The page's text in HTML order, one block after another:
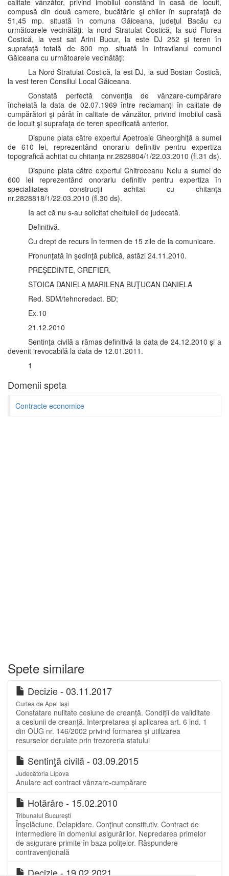
calitate vânzător, privind imobilul constând în casă de locuit,
compusă din două camere, bucătărie şi chiler în suprafaţă de
51,45 mp. situată în comuna Găiceana, judeţul Bacău cu
următoarele vecinătăţi: la nord Stratulat Costică, la sud Florea
Costică, la vest sat Arini Bucur, la este DJ 252 şi teren în
suprafaţă totală de 800 mp. situată în intravilanul comunei
Găiceana cu următoarele vecinătăţi:
La Nord Stratulat Costică, la est DJ, la sud Bostan Costică,
la vest teren Consiliul Local Găiceana.
Constată perfectă convenţia de vânzare-cumpărare
încheiată la data de 02.07.1969 între reclamanţi în calitate de
cumpărători şi pârât în calitate de vânzător, privind imobilul casă
de locuit şi suprafaţa de teren specificată anterior.
Dispune plata către expertul Apetroaie Gheorghiţă a sumei
de 610 lei, reprezentând onorariu definitiv pentru expertiza
topografică achitat cu chitanţa nr.2828804/1/22.03.2010 (fl.31 ds).
Dispune plata către expertul Chitroceanu Nelu a sumei de
600 lei reprezentând onorariu definitiv pentru expertiza în
specialitatea construcţii achitat cu chitanţa
nr.2828818/1/22.03.2010 (fl.30 ds).
Ia act că nu s-au solicitat cheltuieli de judecată.
Definitivă.
Cu drept de recurs în termen de 15 zile de la comunicare.
Pronunţată în şedinţă publică, astăzi 24.11.2010.
PREŞEDINTE, GREFIER,
STOICA DANIELA MARILENA BUŢUCAN DANIELA
Red. SDM/tehnoredact. BD;
Ex.10
21.12.2010
Sentinţa civilă a rămas definitivă la data de 24.12.2010 şi a
devenit irevocabilă la data de 12.01.2011.
1
Domenii speta
Contracte economice
Spete similare
Decizie - 03.11.2017
Curtea de Apel Iași
Constatare nulitate cesiune de creanță. Condiții de validitate
a cesiunii de creanță. Interpretarea și aplicarea art. 6 ind. 1
din OUG nr. 146/2002 privind formarea şi utilizarea
resurselor derulate prin trezoreria statului
Sentinţă civilă - 03.09.2015
Judecătoria Lipova
Anulare act contract vânzare-cumpărare
Hotărâre - 15.02.2010
Tribunalul București
Înşelăciune. Delapidare. Conţinut constitutiv. Contract de
intermediere în domeniul asigurărilor. Nepredarea primelor
de asigurare primite în baza poliţelor. Răspundere
contravenţională
Decizie - 19.02.2021